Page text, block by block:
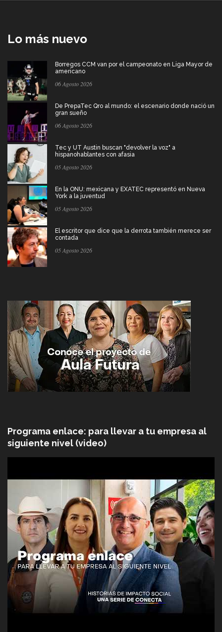
Lo más nuevo
Borregos CCM van por el campeonato en Liga Mayor de
americano
06 Agosto 2026
De PrepaTec Qro al mundo: el escenario donde nació un
gran sueño
06 Agosto 2026
Tec y UT Austin buscan "devolver la voz" a
hispanohablantes con afasia
05 Agosto 2026
En la ONU: mexicana y EXATEC representó en Nueva
York a la juventud
05 Agosto 2026
El escritor que dice que la derrota también merece ser
contada
05 Agosto 2026
Programa enlace: para llevar a tu empresa al
siguiente nivel (video)